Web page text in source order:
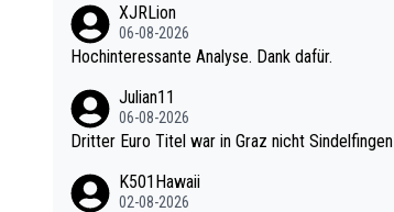
XJRLion
06-08-2026
Hochinteressante Analyse. Dank dafür.
Julian11
06-08-2026
Dritter Euro Titel war in Graz nicht Sindelfingen
K501Hawaii
02-08-2026